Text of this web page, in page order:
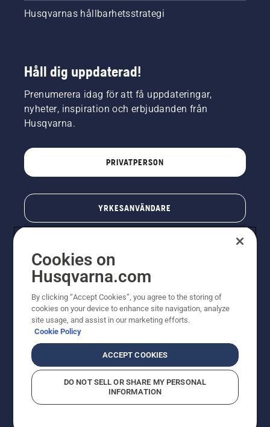
Husqvarnas hållbarhetsstrategi
Håll dig uppdaterad!
Prenumerera idag för att få uppdateringar,
nyheter, inspiration och erbjudanden från
Husqvarna.
PRIVATPERSON
YRKESANVÄNDARE
© Husqvarna AB (publ). All rights reserved. Priserna
som visas är rekommenderade cirkapriser. Alla angivna
priser är rekommenderade försäljningspriser (inkl.
moms) om inte produkten är tillgänglig för direkt köp.
CookiepolicyAnvändningsvillkor Sekretessmeddelande
Rapportera misstänkta överträdelser
Cookies on
Husqvarna.com
By clicking “Accept Cookies”, you agree to the storing of
cookies on your device to enhance site navigation, analyze
site usage, and assist in our marketing efforts.
Cookie Policy
ACCEPT COOKIES
DO NOT SELL OR SHARE MY PERSONAL
INFORMATION